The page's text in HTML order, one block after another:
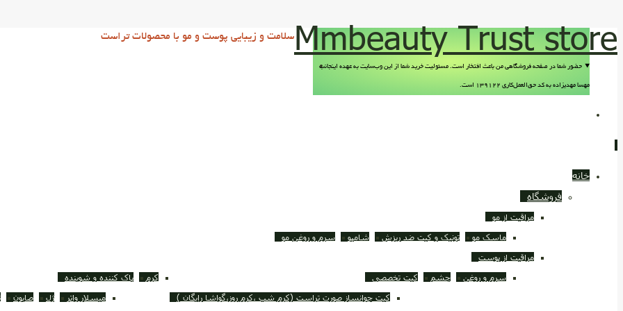
Mmbeauty Trust storeسلامت و زیبایی پوست و مو با محصولات تراست
حضور شما در صفحه فروشگاهی من باعث افتخار است. مسئولیت خرید شما از این وب‌سایت به عهده اینجانب
مهسا مهدیزاده به کد حق‌العمل‌کاری ۱۳۹۱۲۲ است.
خانه
فروشگاه
مراقبت از مو
ماسک مو تونیک و کیت ضد ريزش شامپو سرم و روغن مو
مراقبت از پوست
سرم و روغن چشم کیت تخصصی
کیت جوانساز صورت تراست (کرم شب ،کرم روز،گواشا رایگان )
کرم پاک کننده و شوینده
میسلار واتر ژل صابون